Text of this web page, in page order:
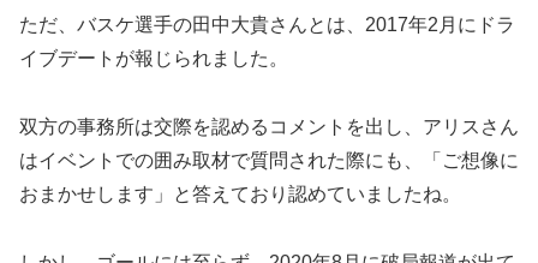
ただ、バスケ選手の田中大貴さんとは、2017年2月にドラ
イブデートが報じられました。
双方の事務所は交際を認めるコメントを出し、アリスさん
はイベントでの囲み取材で質問された際にも、「ご想像に
おまかせします」と答えており認めていましたね。
しかし、ゴールには至らず、2020年8月に破局報道が出て